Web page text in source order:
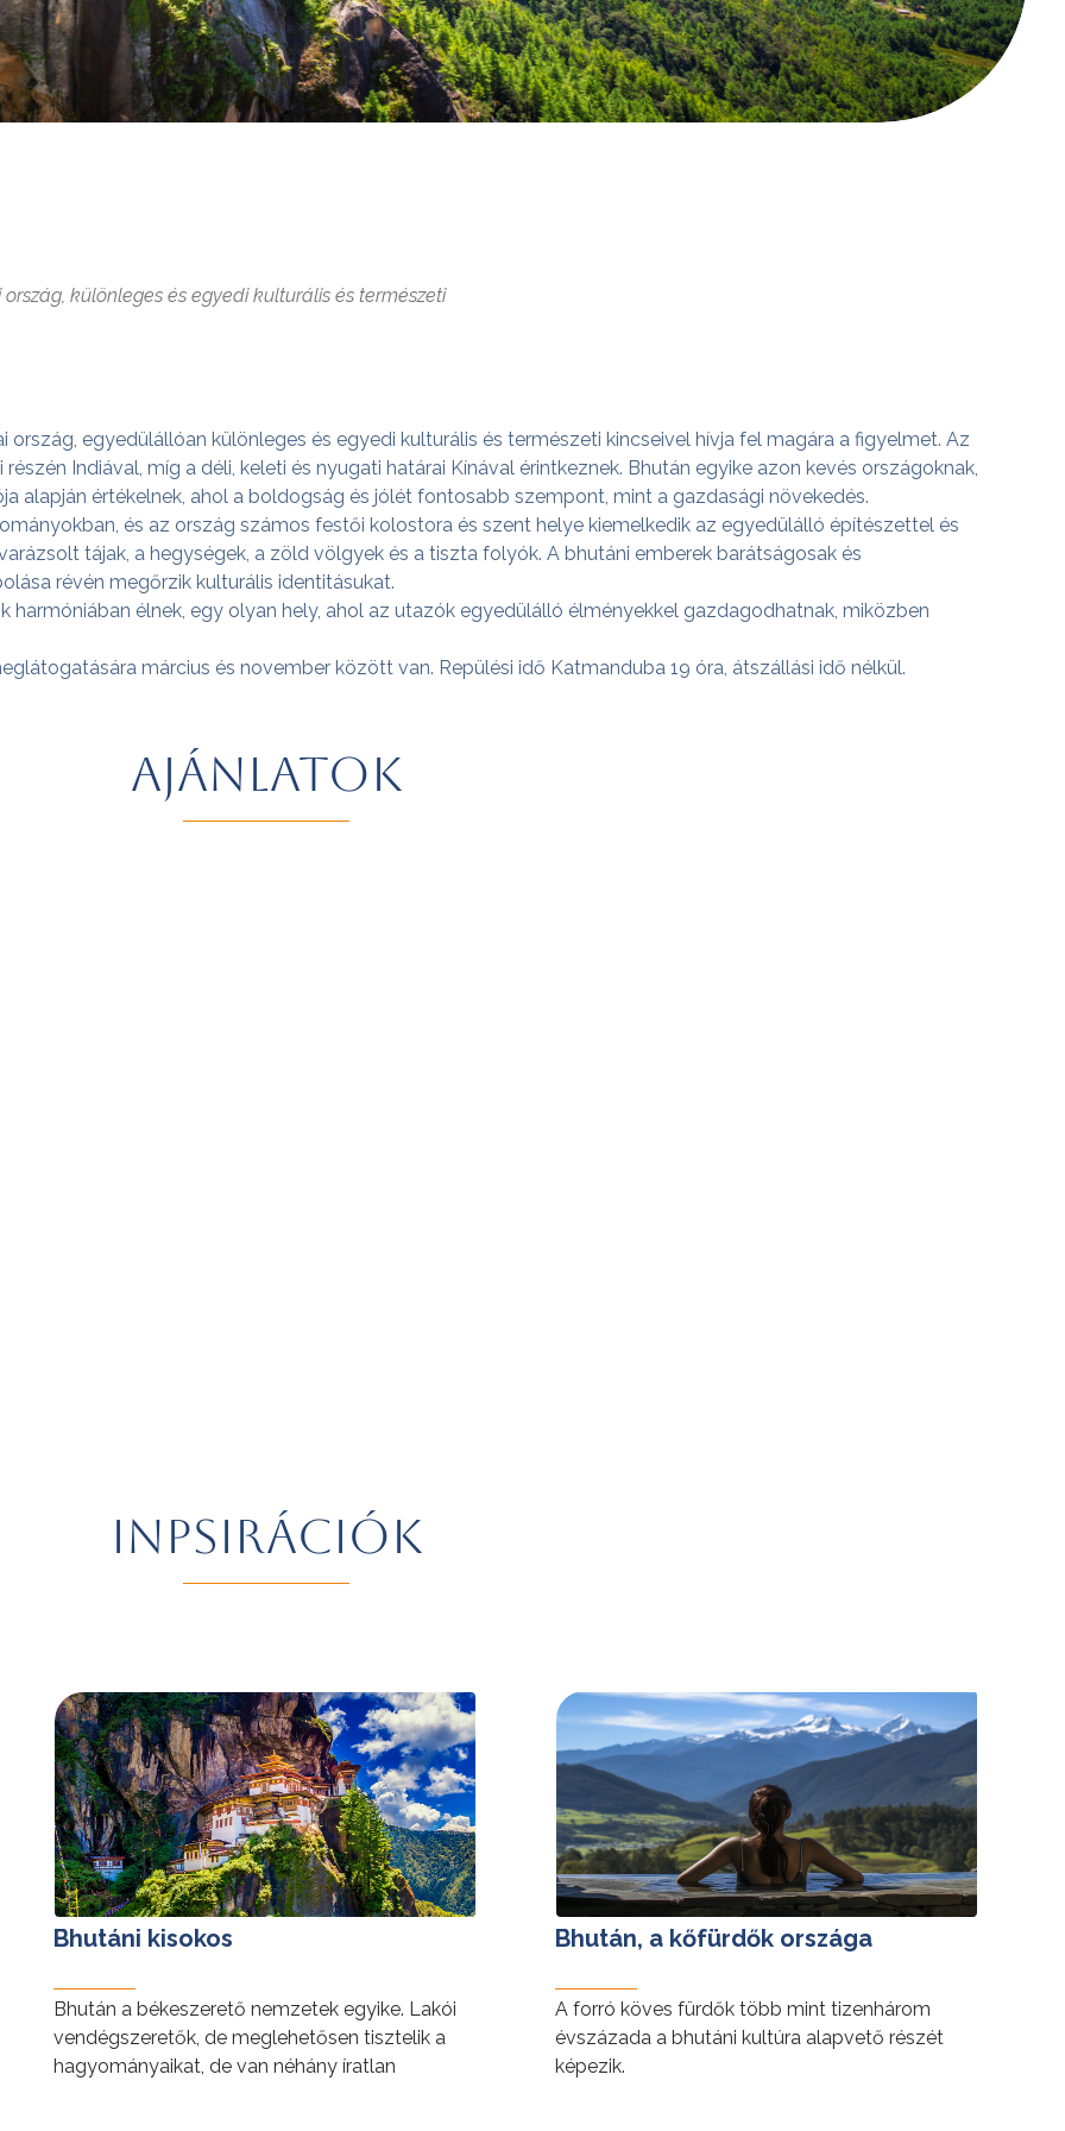
különleges és egyedi kulturális és természeti
egyedülállóan különleges és egyedi kulturális és természeti kincseivel hívja fel magára a figyelmet. Az
Indiával, míg a déli, keleti és nyugati határai Kínával érintkeznek. Bhután egyike azon kevés országoknak,
alapján értékelnek, ahol a boldogság és jólét fontosabb szempont, mint a gazdasági növekedés.
és az ország számos festői kolostora és szent helye kiemelkedik az egyedülálló építészettel és
tájak, a hegységek, a zöld völgyek és a tiszta folyók. A bhutáni emberek barátságosak és
révén megőrzik kulturális identitásukat.
harmóniában élnek, egy olyan hely, ahol az utazók egyedülálló élményekkel gazdagodhatnak, miközben
március és november között van. Repülési idő Katmanduba 19 óra, átszállási idő nélkül.
AJÁNLATOK
INPSIRÁCIÓK
Bhutáni kisokos
Bhután a békeszerető nemzetek egyike. Lakói
vendégszeretők, de meglehetősen tisztelik a
hagyományaikat, de van néhány íratlan
Bhután, a kőfürdők országa
A forró köves fürdők több mint tizenhárom
évszázada a bhutáni kultúra alapvető részét
képezik.